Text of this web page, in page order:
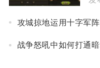
攻城掠地运用十字军
战争怒吼中如何打通